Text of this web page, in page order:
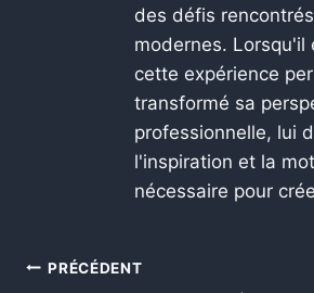
des défis
modernes. Lorsqu'il
cette expérience
transformé sa
professionnelle, lui
l'inspiration et la
nécessaire pour
PRÉCÉDENT